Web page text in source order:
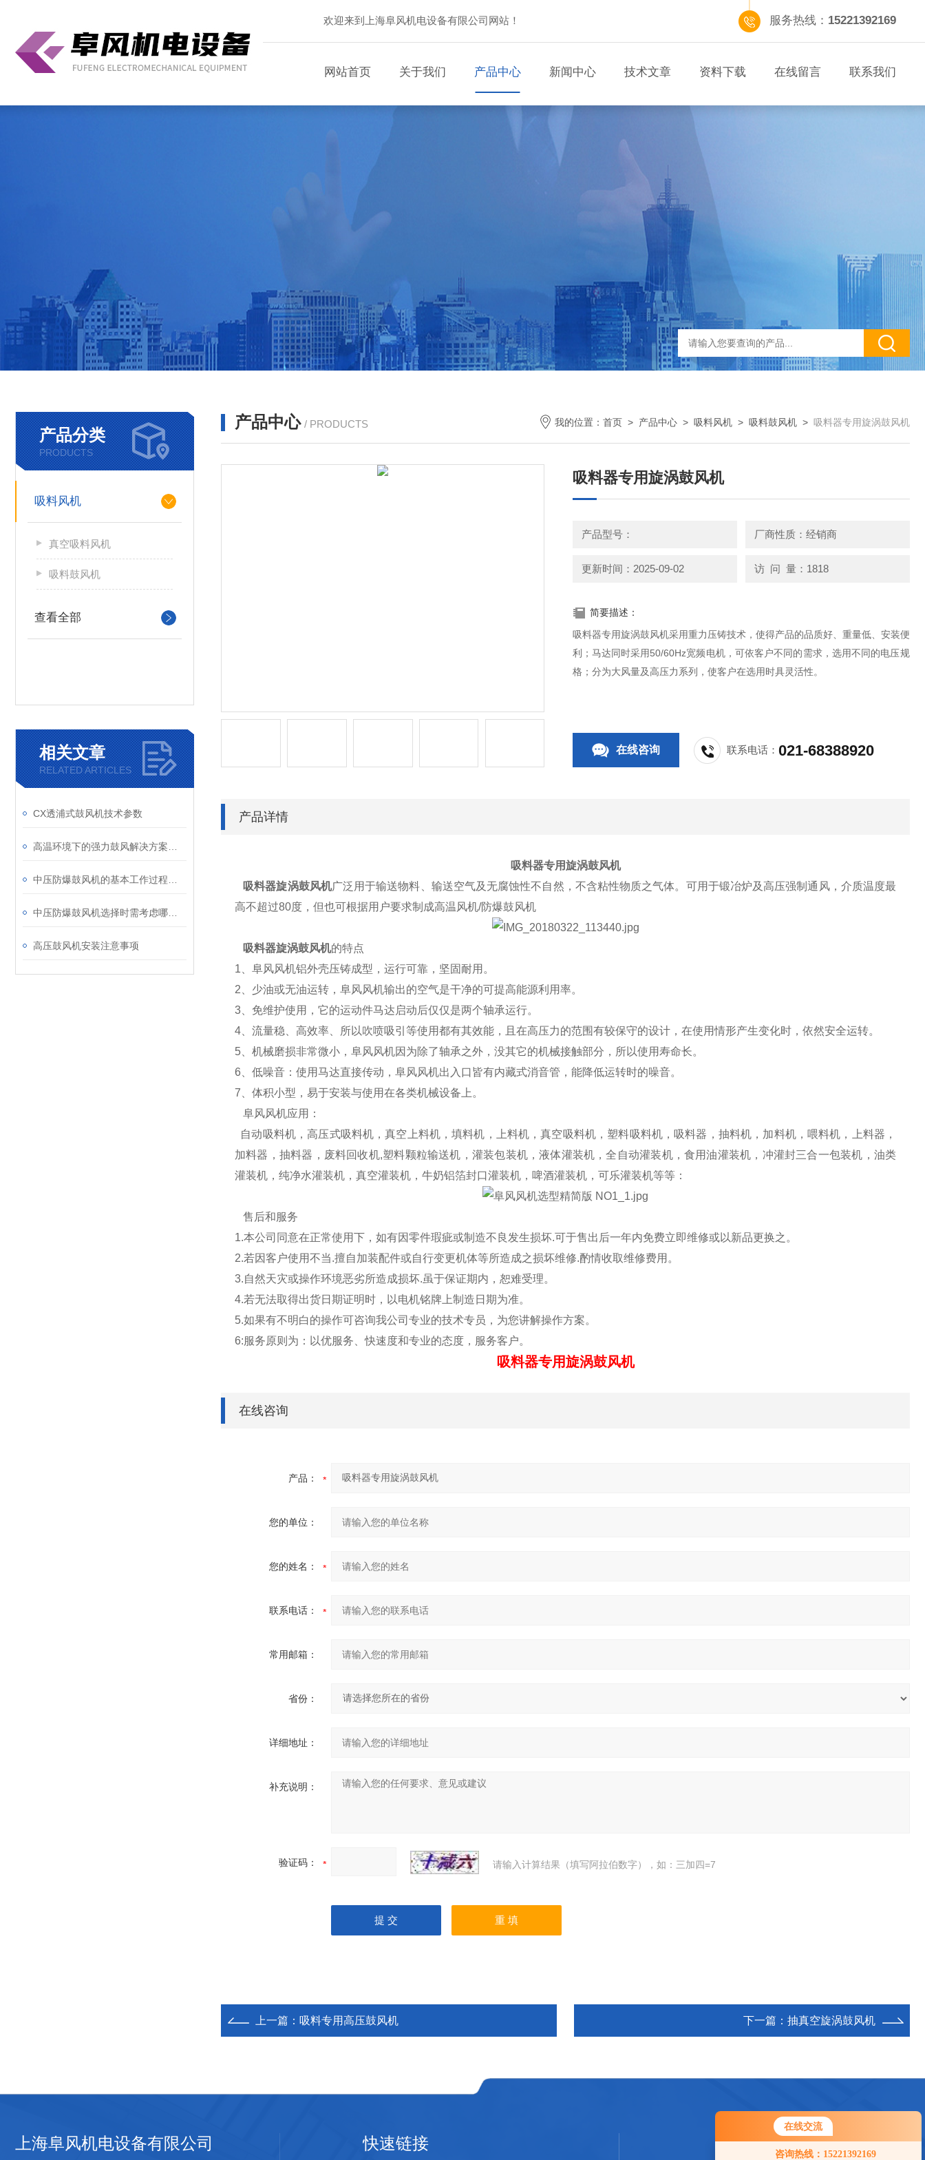
在线交流
咨询热线：15221392169
您好！欢迎前来咨询，很高兴为您
欢迎来到上海阜风机电设备有限公司网站！ 服务热线： 15221392169
网站首页 关于我们 产品中心 新闻中心 技术文章 资料下载 在线留言 联系我们
产品分类
PRODUCTS
吸料风机
真空吸料风机
吸料鼓风机
查看全部
相关文章
RELATED ARTICLES
CX透浦式鼓风机技术参数
高压鼓风机安装注意事项
产品中心 / PRODUCTS 我的位置： 首页 > 产品中心 > 吸料风机 > 吸料鼓风机 > 吸料器专用旋涡鼓风机
吸料器专用旋涡鼓风机
产品型号： 厂商性质：经销商
更新时间：2025-09-02 访 问 量：1818
简要描述：
吸料器专用旋涡鼓风机采用重力压铸技术，使得产品的品质好、重量低、安装便
利；马达同时采用50/60Hz宽频电机，可依客户不同的需求，选用不同的电压规
格；分为大风量及高压力系列，使客户在选用时具灵活性。
在线咨询 联系电话：021-68388920
产品详情
吸料器专用旋涡鼓风机
吸料器旋涡鼓风机广泛用于输送物料、输送空气及无腐蚀性不自然，不含粘性物质之气体。可用于锻冶炉及高压强制通风，介质温度最
高不超过80度，但也可根据用户要求制成高温风机/防爆鼓风机
吸料器旋涡鼓风机的特点
1、阜风风机铝外壳压铸成型，运行可靠，坚固耐用。
2、少油或无油运转，阜风风机输出的空气是干净的可提高能源利用率。
3、免维护使用，它的运动件马达启动后仅仅是两个轴承运行。
4、流量稳、高效率、所以吹喷吸引等使用都有其效能，且在高压力的范围有较保守的设计，在使用情形产生变化时，依然安全运转。
5、机械磨损非常微小，阜风风机因为除了轴承之外，没其它的机械接触部分，所以使用寿命长。
6、低噪音：使用马达直接传动，阜风风机出入口皆有内藏式消音管，能降低运转时的噪音。
7、体积小型，易于安装与使用在各类机械设备上。
阜风风机应用：
自动吸料机，高压式吸料机，真空上料机，填料机，上料机，真空吸料机，塑料吸料机，吸料器，抽料机，加料机，喂料机，上料器，
加料器，抽料器，废料回收机,塑料颗粒输送机，灌装包装机，液体灌装机，全自动灌装机，食用油灌装机，冲灌封三合一包装机，油类
灌装机，纯净水灌装机，真空灌装机，牛奶铝箔封口灌装机，啤酒灌装机，可乐灌装机等等：
售后和服务
1.本公司同意在正常使用下，如有因零件瑕疵或制造不良发生损坏.可于售出后一年内免费立即维修或以新品更换之。
2.若因客户使用不当.擅自加装配件或自行变更机体等所造成之损坏维修.酌情收取维修费用。
3.自然天灾或操作环境恶劣所造成损坏.虽于保证期内，恕难受理。
4.若无法取得出货日期证明时，以电机铭牌上制造日期为准。
5.如果有不明白的操作可咨询我公司专业的技术专员，为您讲解操作方案。
6:服务原则为：以优服务、快速度和专业的态度，服务客户。
吸料器专用旋涡鼓风机
在线咨询
产品：
您的单位：
您的姓名：
联系电话：
常用邮箱：
省份：
详细地址：
补充说明：
验证码： 请输入计算结果（填写阿拉伯数字），如：三加四=7
上一篇： 吸料专用高压鼓风机 下一篇： 抽真空旋涡鼓风机
上海阜风机电设备有限公司 快速链接